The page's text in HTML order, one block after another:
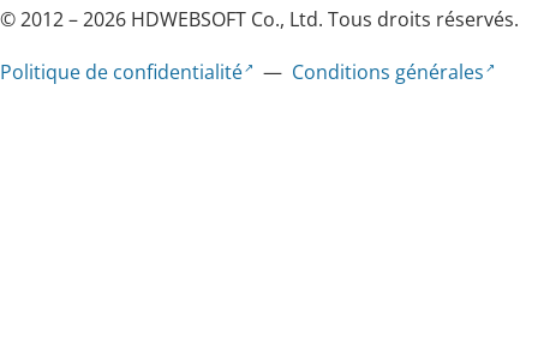
© 2012 – 2026 HDWEBSOFT Co., Ltd. Tous droits réservés.
Politique de confidentialité
— Conditions générales